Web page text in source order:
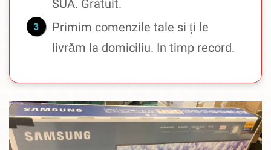
SUA. Gratuit.
Primim comenzile tale si ți le
livrăm la domiciliu. In timp record.